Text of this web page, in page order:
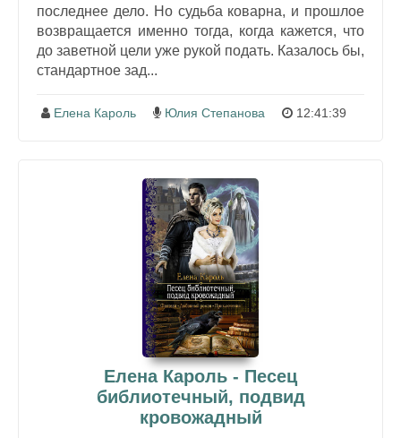
последнее дело. Но судьба коварна, и прошлое
возвращается именно тогда, когда кажется, что
до заветной цели уже рукой подать. Казалось бы,
стандартное зад...
Елена Кароль Юлия Степанова 12:41:39
Елена Кароль - Песец
библиотечный, подвид
кровожадный